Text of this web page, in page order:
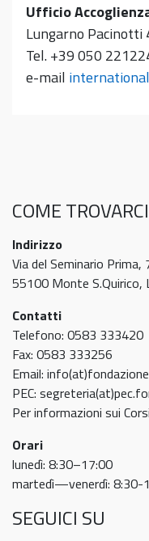
Ufficio
Lungarno
Tel. +39 050
e-mail
COME TROVARCI
Indirizzo
Via del Seminario Prima,
55100 Monte S.Quirico,
Contatti
Telefono: 0583 333420
Fax: 0583 333256
Email:
PEC:
Per informazioni sui
Orari
lunedì: 8:30–17:00
martedì—venerdì: 8:30-
SEGUICI SU